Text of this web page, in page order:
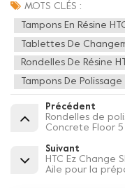
MOTS CLÉS :
Tampons En Résine
Tablettes De
Rondelles De Résine
Tampons De Polissage
Précédent
Rondelles de
Concrete Floor 5
Suivant
HTC Ez Change
Aile pour la